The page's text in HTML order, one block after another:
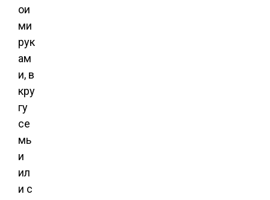
ои
ми
рук
ам
и, в
кру
гу
се
мь
и
ил
и с